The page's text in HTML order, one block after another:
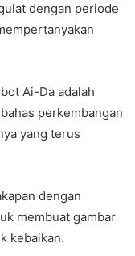
dengan periode
Ai-Da adalah
perkembangan
yang terus
dengan
membuat gambar
kebaikan.